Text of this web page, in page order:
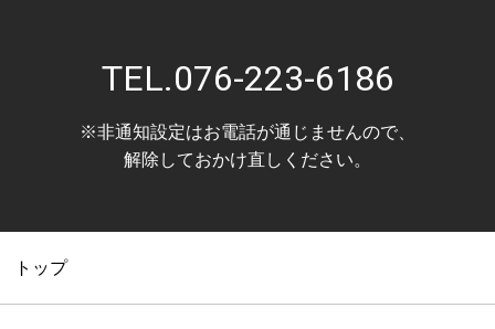
TEL.076-223-6186
※非通知設定はお電話が通じませんので、
解除しておかけ直しください。
トップ